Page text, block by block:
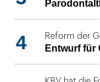
4 Reform der
Entwurf für